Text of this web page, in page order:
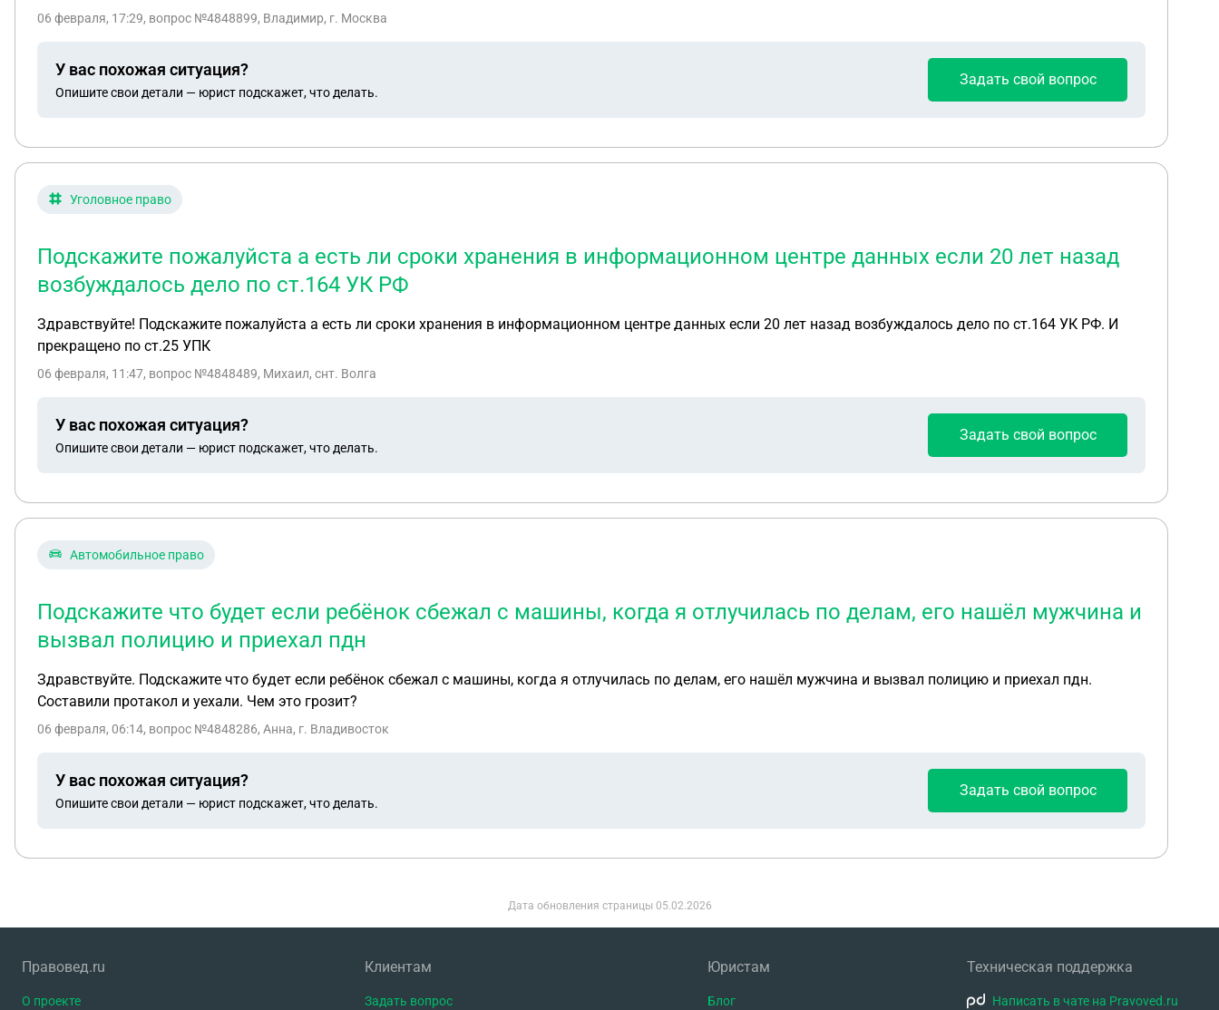
06 февраля, 17:29, вопрос №4848899, Владимир, г. Москва
У вас похожая ситуация?
Опишите свои детали — юрист подскажет, что делать.
Задать свой вопрос
Уголовное право
Подскажите пожалуйста а есть ли сроки хранения в информационном центре данных если 20 лет назад
возбуждалось дело по ст.164 УК РФ
Здравствуйте! Подскажите пожалуйста а есть ли сроки хранения в информационном центре данных если 20 лет назад возбуждалось дело по ст.164 УК РФ. И
прекращено по ст.25 УПК
06 февраля, 11:47, вопрос №4848489, Михаил, снт. Волга
У вас похожая ситуация?
Опишите свои детали — юрист подскажет, что делать.
Задать свой вопрос
Автомобильное право
Подскажите что будет если ребëнок сбежал с машины, когда я отлучилась по делам, его нашëл мужчина и
вызвал полицию и приехал пдн
Здравствуйте. Подскажите что будет если ребëнок сбежал с машины, когда я отлучилась по делам, его нашëл мужчина и вызвал полицию и приехал пдн.
Составили протакол и уехали. Чем это грозит?
06 февраля, 06:14, вопрос №4848286, Анна, г. Владивосток
У вас похожая ситуация?
Опишите свои детали — юрист подскажет, что делать.
Задать свой вопрос
Дата обновления страницы 05.02.2026
Правовед.ru
О проекте
Клиентам
Задать вопрос
Юристам
Блог
Техническая поддержка
Написать в чате на Pravoved.ru